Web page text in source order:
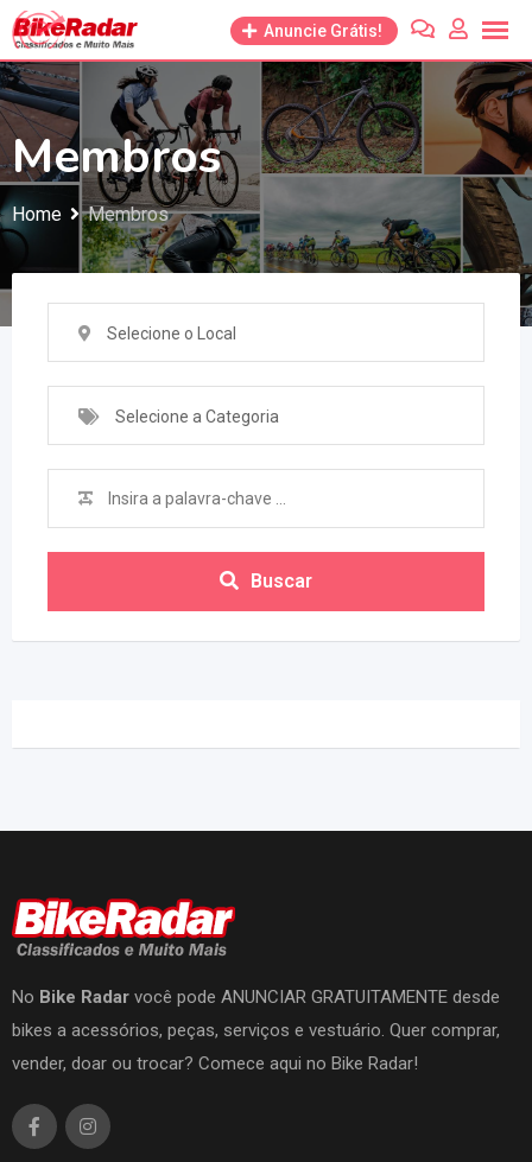
Anuncie Grátis!
Membros
Home Membros
Selecione o Local
Selecione a Categoria
Buscar
No Bike Radar você pode ANUNCIAR GRATUITAMENTE desde
bikes a acessórios, peças, serviços e vestuário. Quer comprar,
vender, doar ou trocar? Comece aqui no Bike Radar!